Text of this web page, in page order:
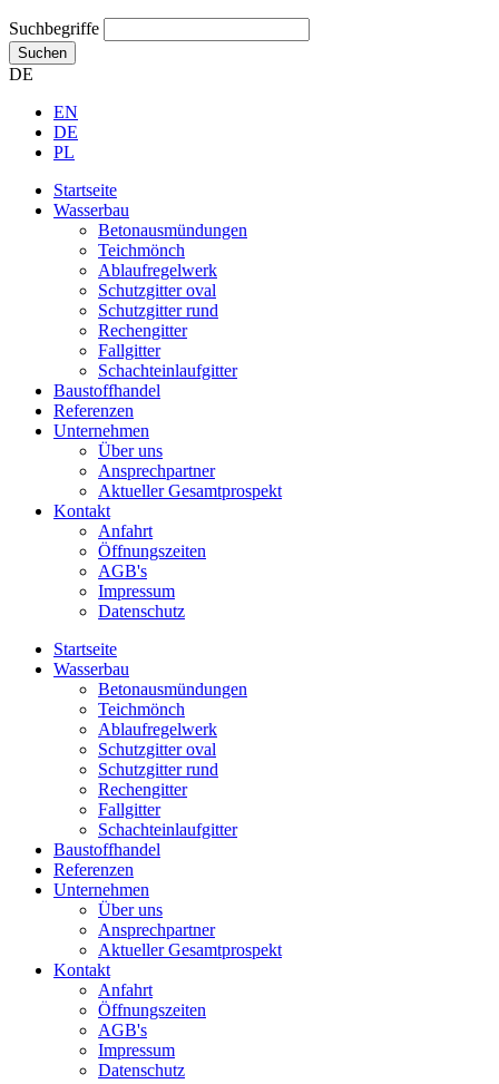
Suchbegriffe
Suchen
DE
EN
DE
PL
Startseite
Wasserbau
Betonausmündungen
Teichmönch
Ablaufregelwerk
Schutzgitter oval
Schutzgitter rund
Rechengitter
Fallgitter
Schachteinlaufgitter
Baustoffhandel
Referenzen
Unternehmen
Über uns
Ansprechpartner
Aktueller Gesamtprospekt
Kontakt
Anfahrt
Öffnungszeiten
AGB's
Impressum
Datenschutz
Startseite
Wasserbau
Betonausmündungen
Teichmönch
Ablaufregelwerk
Schutzgitter oval
Schutzgitter rund
Rechengitter
Fallgitter
Schachteinlaufgitter
Baustoffhandel
Referenzen
Unternehmen
Über uns
Ansprechpartner
Aktueller Gesamtprospekt
Kontakt
Anfahrt
Öffnungszeiten
AGB's
Impressum
Datenschutz